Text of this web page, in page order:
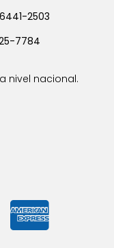
2503
7784
nivel nacional.